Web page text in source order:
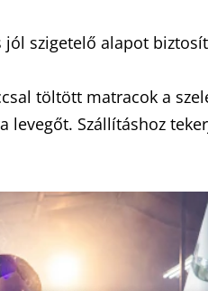
szigetelő alapot
töltött matracok a
Szállításhoz